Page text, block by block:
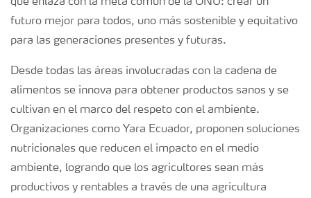
futuro mejor para todos, uno más sostenible y equitativo
para las generaciones presentes y futuras.
Desde todas las áreas involucradas con la cadena de
alimentos se innova para obtener productos sanos y se
cultivan en el marco del respeto con el ambiente.
Organizaciones como Yara Ecuador, proponen soluciones
nutricionales que reducen el impacto en el medio
ambiente, logrando que los agricultores sean más
productivos y rentables a través de una agricultura